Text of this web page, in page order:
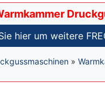
hier um weitere
»